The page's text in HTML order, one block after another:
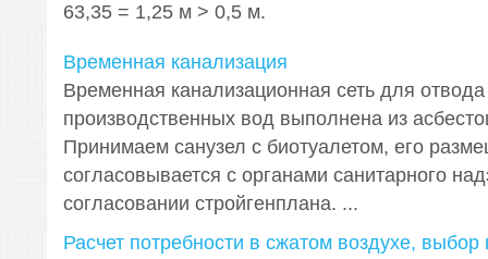
63,35 = 1,25 м > 0,5 м.
Временная канализация
Временная канализационная сеть для
производственных вод выполнена из
Принимаем санузел с биотуалетом, его
согласовывается с органами санитарного
согласовании стройгенплана. ...
Расчет потребности в сжатом воздухе, выбор